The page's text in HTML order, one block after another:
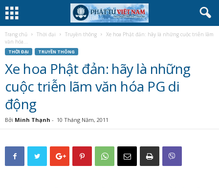
Trang chủ Thời đại Truyền thông
Xe hoa Phật đản: hãy là những cuộc triễn lãm
văn hóa...
THỜI ĐẠI TRUYỀN THÔNG
Xe hoa Phật đản: hãy là những
cuộc triễn lãm văn hóa PG di
động
Bởi Minh Thạnh - 10 Tháng Năm, 2011